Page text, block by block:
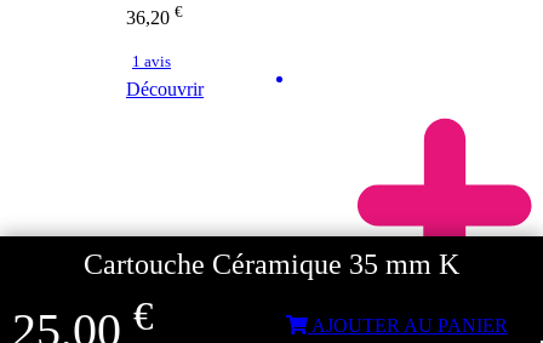
36,20 €
1 avis
Découvrir
Cartouche Céramique 35 mm K
25,00 € AJOUTER AU PANIER